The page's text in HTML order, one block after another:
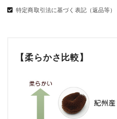
特定商取引法に基づく表記（返品等）
【柔らかさ比較】